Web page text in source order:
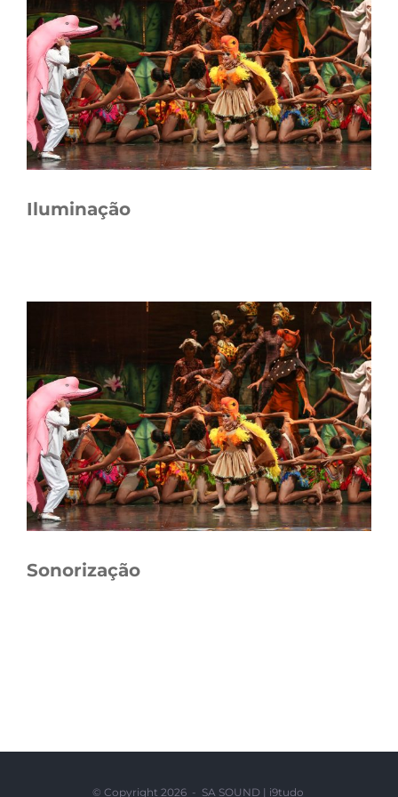
Iluminação
Sonorização
© Copyright 2026 - SA SOUND | i9tudo